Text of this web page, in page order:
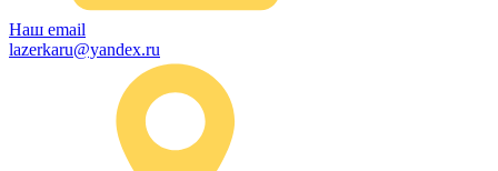
Наш email
lazerkaru@yandex.ru